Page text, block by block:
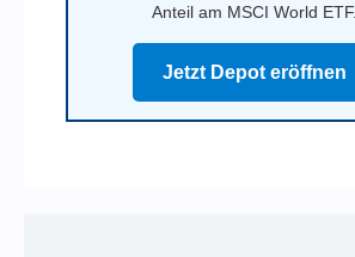
Anteil am MSCI World ETF.
Jetzt Depot eröffnen